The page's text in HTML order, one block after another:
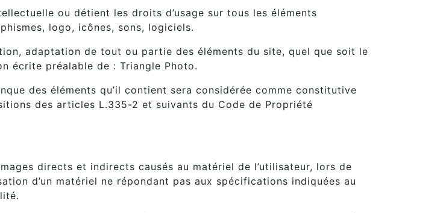
ou détient les droits d’usage sur tous les éléments
logo, icônes, sons, logiciels.
adaptation de tout ou partie des éléments du site, quel que soit le
écrite préalable de : Triangle Photo.
des éléments qu’il contient sera considérée comme constitutive
des articles L.335-2 et suivants du Code de Propriété
directs et indirects causés au matériel de l’utilisateur, lors de
d’un matériel ne répondant pas aux spécifications indiquées au